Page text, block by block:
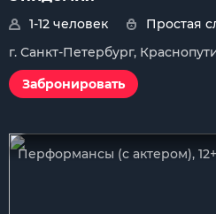
1-12 человек
Простая
г. Санкт-Петербург,
Забронировать
Перформансы (с актером), 12+